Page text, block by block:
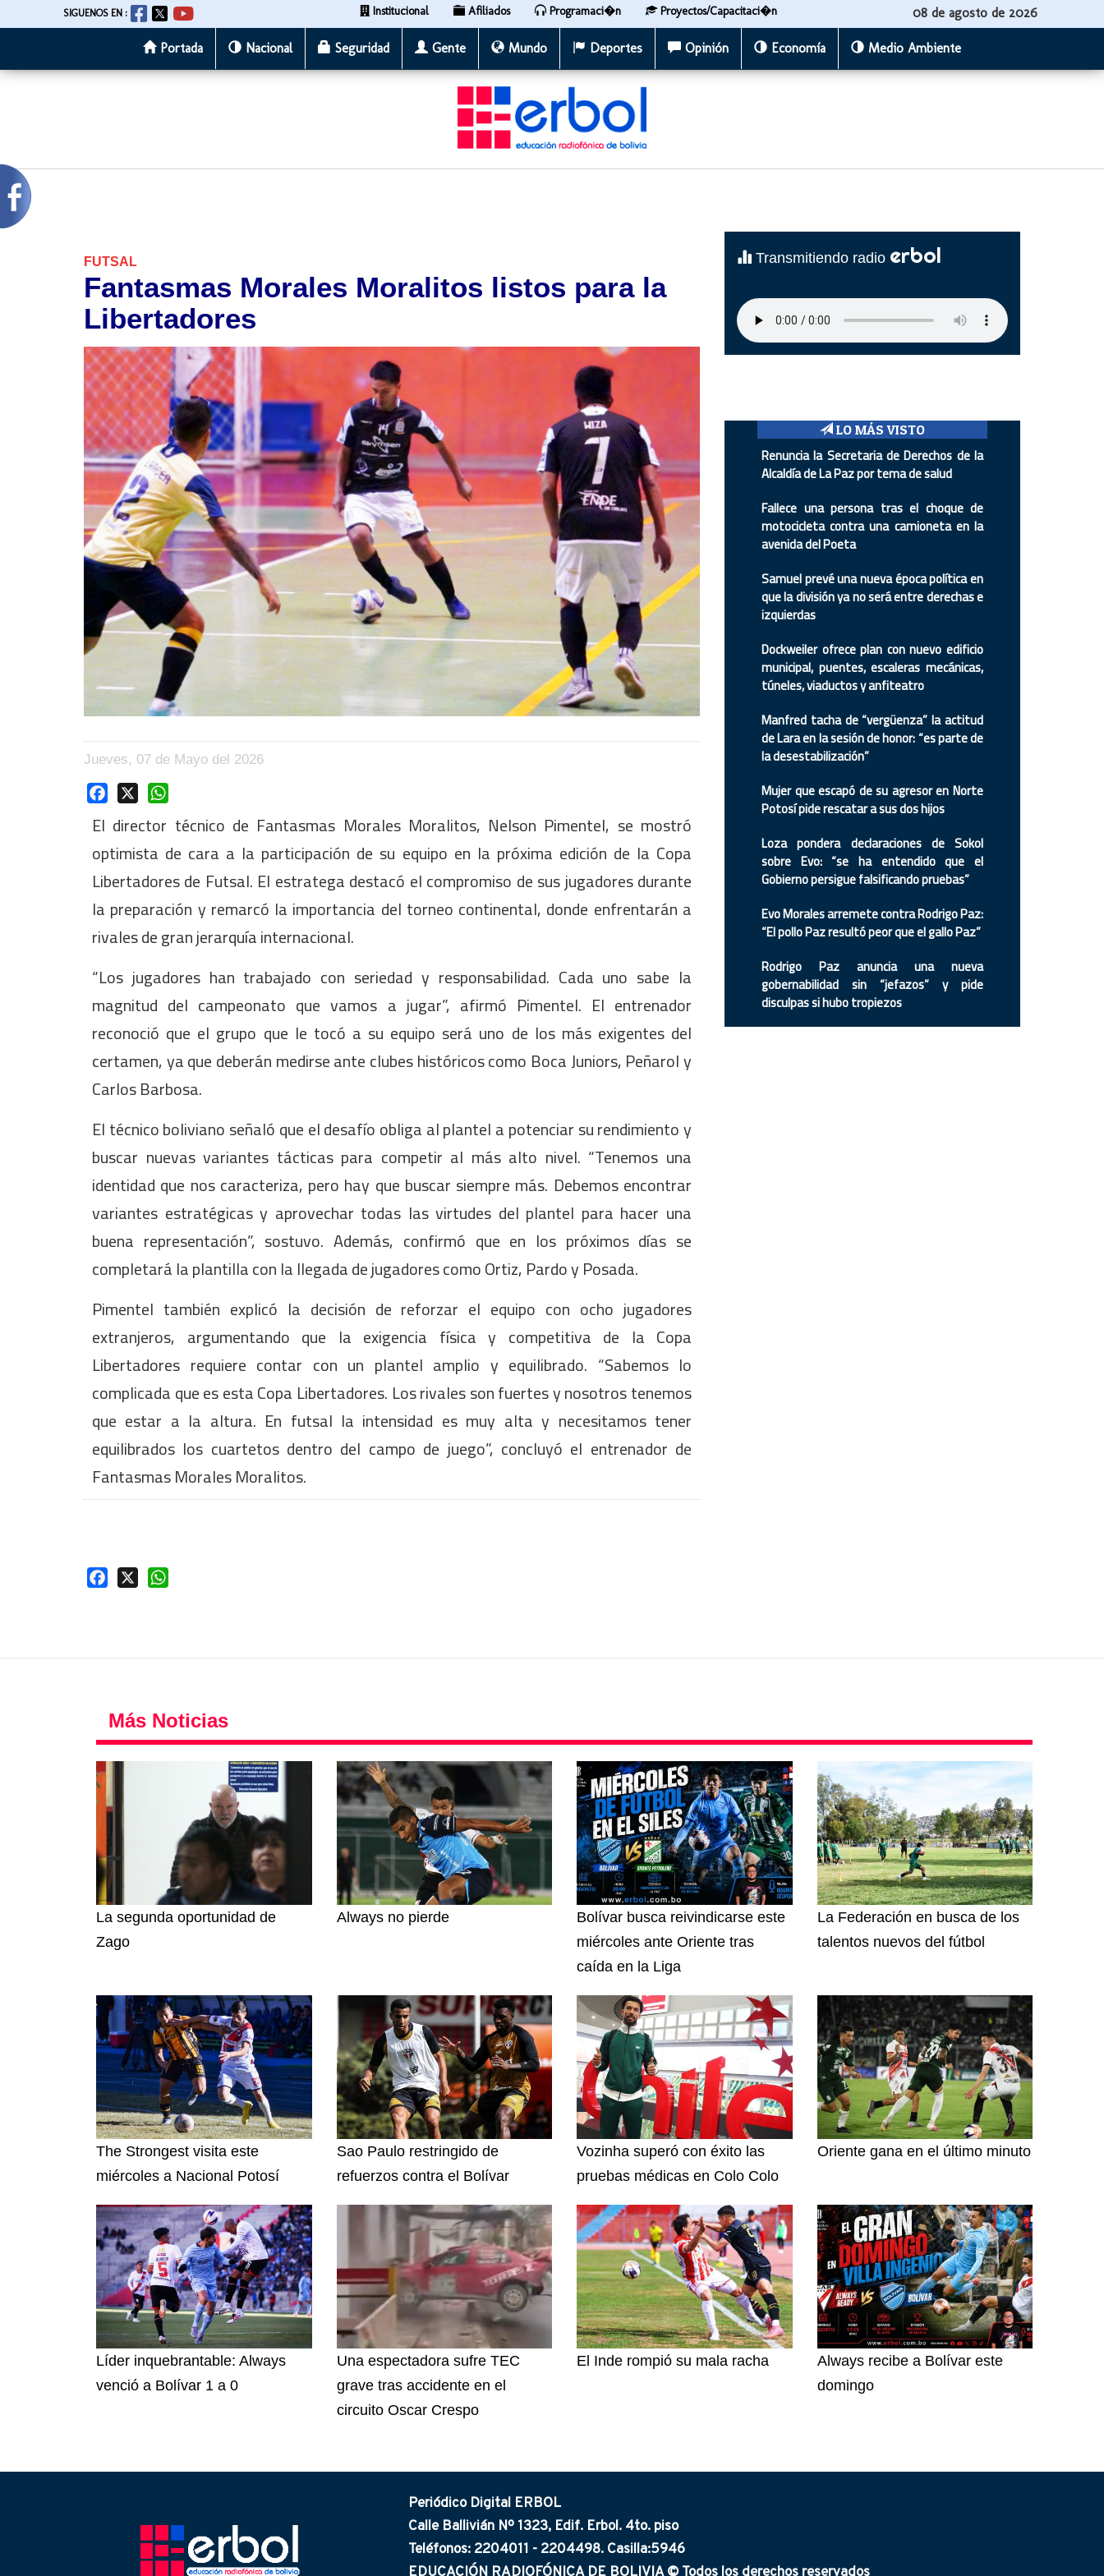
al
SIGUENOS EN : Institucional Afiliados Programaci�n Proyectos/Capacitaci�n 08 de agosto de 2026
Portada Nacional Seguridad Gente Mundo Deportes Opinión Economía Medio Ambiente
FUTSAL
Fantasmas Morales Moralitos listos para la
Libertadores
Jueves, 07 de Mayo del 2026
Facebook
El director técnico de Fantasmas Morales Moralitos, Nelson Pimentel, se mostró
optimista de cara a la participación de su equipo en la próxima edición de la Copa
Libertadores de Futsal. El estratega destacó el compromiso de sus jugadores durante
la preparación y remarcó la importancia del torneo continental, donde enfrentarán a
rivales de gran jerarquía internacional.
“Los jugadores han trabajado con seriedad y responsabilidad. Cada uno sabe la
magnitud del campeonato que vamos a jugar”, afirmó Pimentel. El entrenador
reconoció que el grupo que le tocó a su equipo será uno de los más exigentes del
certamen, ya que deberán medirse ante clubes históricos como Boca Juniors, Peñarol y
Carlos Barbosa.
El técnico boliviano señaló que el desafío obliga al plantel a potenciar su rendimiento y
buscar nuevas variantes tácticas para competir al más alto nivel. “Tenemos una
identidad que nos caracteriza, pero hay que buscar siempre más. Debemos encontrar
variantes estratégicas y aprovechar todas las virtudes del plantel para hacer una
buena representación”, sostuvo. Además, confirmó que en los próximos días se
completará la plantilla con la llegada de jugadores como Ortiz, Pardo y Posada.
Pimentel también explicó la decisión de reforzar el equipo con ocho jugadores
extranjeros, argumentando que la exigencia física y competitiva de la Copa
Libertadores requiere contar con un plantel amplio y equilibrado. “Sabemos lo
complicada que es esta Copa Libertadores. Los rivales son fuertes y nosotros tenemos
que estar a la altura. En futsal la intensidad es muy alta y necesitamos tener
equilibrados los cuartetos dentro del campo de juego”, concluyó el entrenador de
Fantasmas Morales Moralitos.
Facebook
Transmitiendo radio erbol
LO MÁS VISTO
Renuncia la Secretaria de Derechos de la
Alcaldía de La Paz por tema de salud
Fallece una persona tras el choque de
motocicleta contra una camioneta en la
avenida del Poeta
Samuel prevé una nueva época política en
que la división ya no será entre derechas e
izquierdas
Dockweiler ofrece plan con nuevo edificio
municipal, puentes, escaleras mecánicas,
túneles, viaductos y anfiteatro
Manfred tacha de “vergüenza” la actitud
de Lara en la sesión de honor: “es parte de
la desestabilización”
Mujer que escapó de su agresor en Norte
Potosí pide rescatar a sus dos hijos
Loza pondera declaraciones de Sokol
sobre Evo: “se ha entendido que el
Gobierno persigue falsificando pruebas”
Evo Morales arremete contra Rodrigo Paz:
“El pollo Paz resultó peor que el gallo Paz”
Rodrigo Paz anuncia una nueva
gobernabilidad sin “jefazos” y pide
disculpas si hubo tropiezos
Más Noticias
La segunda oportunidad de
Zago
Always no pierde
Bolívar busca reivindicarse este
miércoles ante Oriente tras
caída en la Liga
La Federación en busca de los
talentos nuevos del fútbol
The Strongest visita este
miércoles a Nacional Potosí
Sao Paulo restringido de
refuerzos contra el Bolívar
Vozinha superó con éxito las
pruebas médicas en Colo Colo
Oriente gana en el último minuto
Líder inquebrantable: Always
venció a Bolívar 1 a 0
Una espectadora sufre TEC
grave tras accidente en el
circuito Oscar Crespo
El Inde rompió su mala racha
Always recibe a Bolívar este
domingo
Periódico Digital ERBOL
Calle Ballivián Nº 1323, Edif. Erbol. 4to. piso
Teléfonos: 2204011 - 2204498. Casilla:5946